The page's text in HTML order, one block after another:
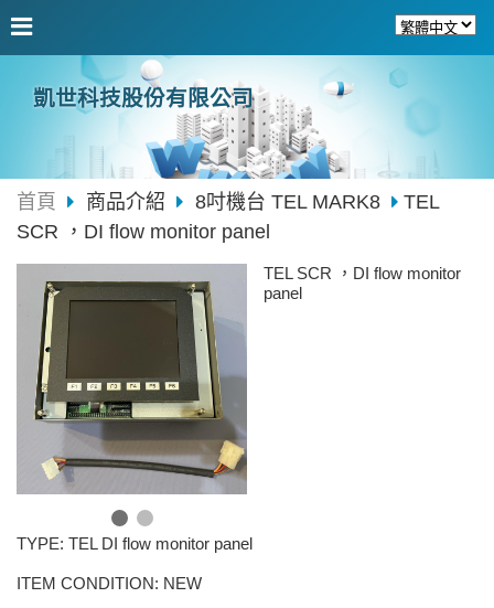
凱世科技股份有限公司
首頁 商品介紹 8吋機台 TEL MARK8
TEL
SCR ，DI flow monitor panel
TEL SCR ，DI flow monitor
panel
TYPE: TEL DI flow monitor panel
ITEM CONDITION: NEW